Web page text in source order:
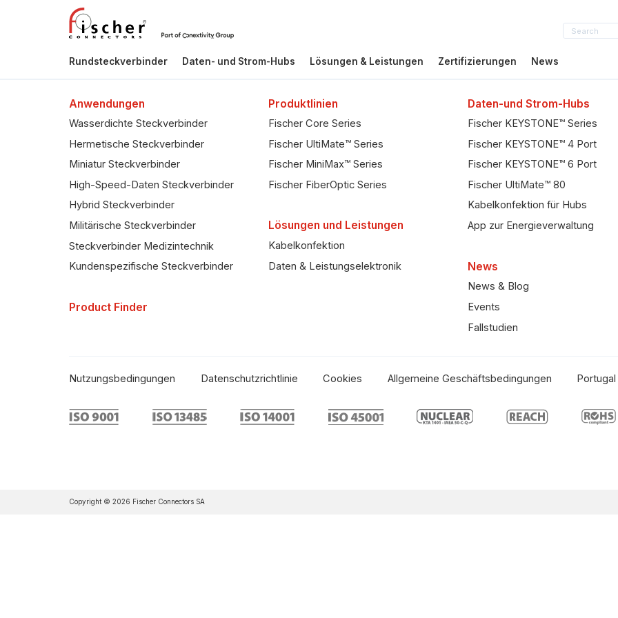
Rundsteckverbinder Daten- und Strom-Hubs Lösungen & Leistungen Zertifizierungen News
Anwendungen
Wasserdichte Steckverbinder
Hermetische Steckverbinder
Miniatur Steckverbinder
High-Speed-Daten Steckverbinder
Hybrid Steckverbinder
Militärische Steckverbinder
Steckverbinder Medizintechnik
Kundenspezifische Steckverbinder
Product Finder
Produktlinien
Fischer Core Series
Fischer UltiMate™ Series
Fischer MiniMax™ Series
Fischer FiberOptic Series
Lösungen und Leistungen
Kabelkonfektion
Daten & Leistungselektronik
Daten-und Strom-Hubs
Fischer KEYSTONE™ Series
Fischer KEYSTONE™ 4 Port
Fischer KEYSTONE™ 6 Port
Fischer UltiMate™ 80
Kabelkonfektion für Hubs
App zur Energieverwaltung
News
News & Blog
Events
Fallstudien
Nutzungsbedingungen Datenschutzrichtlinie Cookies Allgemeine Geschäftsbedingungen
Copyright © 2026 Fischer Connectors SA